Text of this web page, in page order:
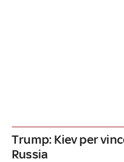
Trump: Kiev per
Russia